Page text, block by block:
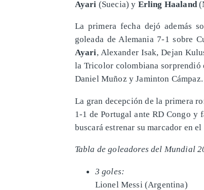
Ayari (Suecia) y Erling Haaland
La primera fecha dejó además
goleada de Alemania 7-1 sobre
Ayari, Alexander Isak, Dejan
la Tricolor colombiana
Daniel Muñoz y Jaminton Cámpaz.
La gran decepción de la primera
1-1 de Portugal ante RD Congo y
buscará estrenar su marcador en
Tabla de goleadores del Mundial
3 goles:
Lionel Messi (Argentina)